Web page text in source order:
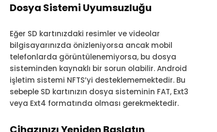
Dosya Sistemi Uyumsuzluğu
Eğer SD kartınızdaki resimler ve videolar
bilgisayarınızda önizleniyorsa ancak mobil
telefonlarda görüntülenemiyorsa, bu dosya
sisteminden kaynaklı bir sorun olabilir. Android
işletim sistemi NFTS’yi desteklememektedir. Bu
sebeple SD kartınızın dosya sisteminin FAT, Ext3
veya Ext4 formatında olması gerekmektedir.